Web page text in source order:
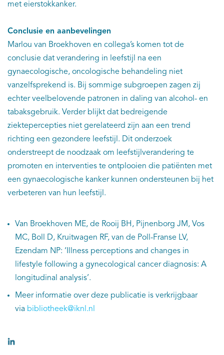
met eierstokkanker.
Conclusie en aanbevelingen
Marlou van Broekhoven en collega’s komen tot de
conclusie dat verandering in leefstijl na een
gynaecologische, oncologische behandeling niet
vanzelfsprekend is. Bij sommige subgroepen zagen zij
echter veelbelovende patronen in daling van alcohol- en
tabaksgebruik. Verder blijkt dat bedreigende
ziektepercepties niet gerelateerd zijn aan een trend
richting een gezondere leefstijl. Dit onderzoek
onderstreept de noodzaak om leefstijlverandering te
promoten en interventies te ontplooien die patiënten met
een gynaecologische kanker kunnen ondersteunen bij het
verbeteren van hun leefstijl.
Van Broekhoven ME, de Rooij BH, Pijnenborg JM, Vos
MC, Boll D, Kruitwagen RF, van de Poll-Franse LV,
Ezendam NP: ‘Illness perceptions and changes in
lifestyle following a gynecological cancer diagnosis: A
longitudinal analysis’.
Meer informatie over deze publicatie is verkrijgbaar
via bibliotheek@iknl.nl